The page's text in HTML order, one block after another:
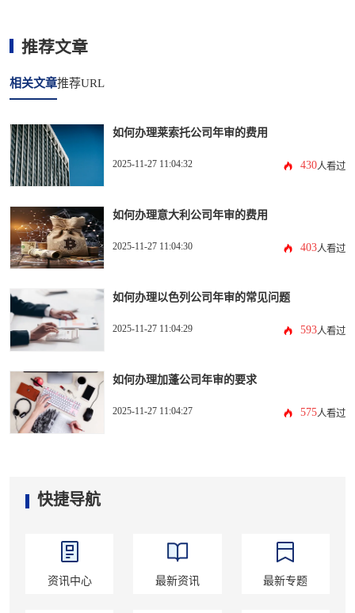
推荐文章
相关文章推荐URL
如何办理莱索托公司年审的费用
2025-11-27 11:04:32 430人看过
如何办理意大利公司年审的费用
2025-11-27 11:04:30 403人看过
如何办理以色列公司年审的常见问题
2025-11-27 11:04:29 593人看过
如何办理加蓬公司年审的要求
2025-11-27 11:04:27 575人看过
快捷导航
资讯中心 最新资讯 最新专题